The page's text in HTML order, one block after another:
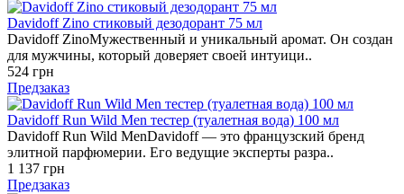
Davidoff Zino стиковый дезодорант 75 мл
Davidoff ZinoМужественный и уникальный аромат. Он создан
для мужчины, который доверяет своей интуици..
524 грн
Предзаказ
Davidoff Run Wild Men тестер (туалетная вода) 100 мл
Davidoff Run Wild MenDavidoff — это французский бренд
элитной парфюмерии. Его ведущие эксперты разра..
1 137 грн
Предзаказ